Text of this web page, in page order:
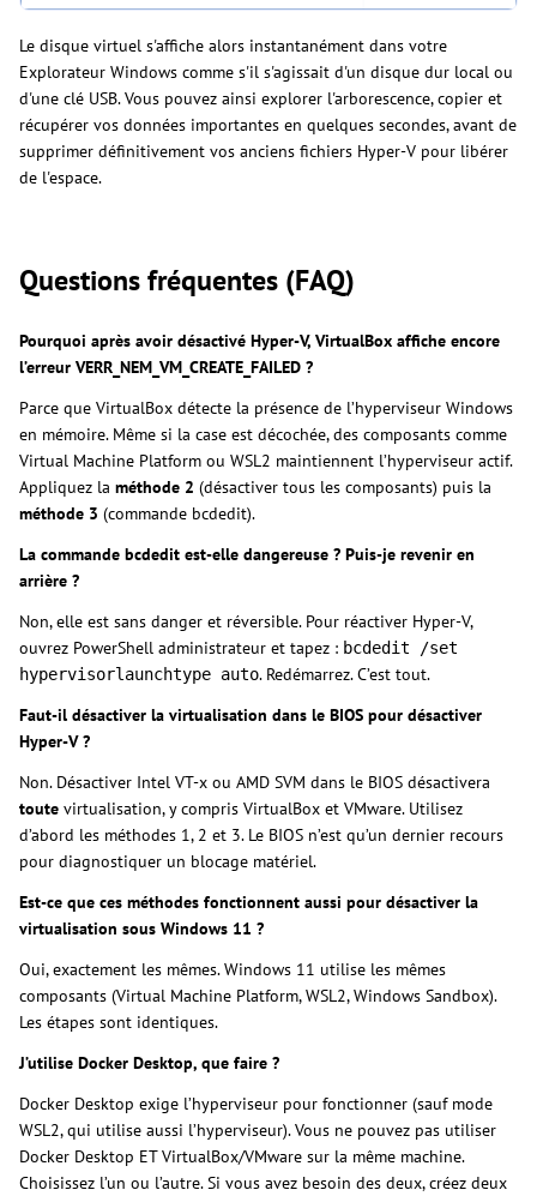
Le disque virtuel s'affiche alors instantanément dans votre
Explorateur Windows comme s'il s'agissait d'un disque dur local ou
d'une clé USB. Vous pouvez ainsi explorer l'arborescence, copier et
récupérer vos données importantes en quelques secondes, avant de
supprimer définitivement vos anciens fichiers Hyper-V pour libérer
de l'espace.
Questions fréquentes (FAQ)
Pourquoi après avoir désactivé Hyper-V, VirtualBox affiche encore
l’erreur VERR_NEM_VM_CREATE_FAILED ?
Parce que VirtualBox détecte la présence de l’hyperviseur Windows
en mémoire. Même si la case est décochée, des composants comme
Virtual Machine Platform ou WSL2 maintiennent l’hyperviseur actif.
Appliquez la méthode 2 (désactiver tous les composants) puis la
méthode 3 (commande bcdedit).
La commande bcdedit est-elle dangereuse ? Puis-je revenir en
arrière ?
Non, elle est sans danger et réversible. Pour réactiver Hyper-V,
ouvrez PowerShell administrateur et tapez : bcdedit /set
hypervisorlaunchtype auto. Redémarrez. C’est tout.
Faut-il désactiver la virtualisation dans le BIOS pour désactiver
Hyper-V ?
Non. Désactiver Intel VT-x ou AMD SVM dans le BIOS désactivera
toute virtualisation, y compris VirtualBox et VMware. Utilisez
d’abord les méthodes 1, 2 et 3. Le BIOS n’est qu’un dernier recours
pour diagnostiquer un blocage matériel.
Est-ce que ces méthodes fonctionnent aussi pour désactiver la
virtualisation sous Windows 11 ?
Oui, exactement les mêmes. Windows 11 utilise les mêmes
composants (Virtual Machine Platform, WSL2, Windows Sandbox).
Les étapes sont identiques.
J’utilise Docker Desktop, que faire ?
Docker Desktop exige l’hyperviseur pour fonctionner (sauf mode
WSL2, qui utilise aussi l’hyperviseur). Vous ne pouvez pas utiliser
Docker Desktop ET VirtualBox/VMware sur la même machine.
Choisissez l’un ou l’autre. Si vous avez besoin des deux, créez deux